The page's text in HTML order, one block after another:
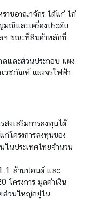
าชอาณาจักร ได้แก่ ไก่
มณีและเครื่องประดับ
ฯ ขณะที่สินค้าหลักที่
ลและส่วนประกอบ แผง
เวชภัณฑ์ แผงจรไฟฟ้า
ส่งเสริมการลงทุนได้
โครงการลงทุนของ
ในประเทศไทยจำนวน
ล้านปอนด์ และ
โครงการ มูลค่าเงิน
ส่วนใหญ่อยู่ใน